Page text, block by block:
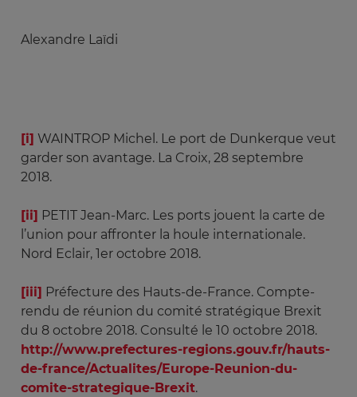
Alexandre Laïdi
[i] WAINTROP Michel. Le port de Dunkerque veut
garder son avantage. La Croix, 28 septembre
2018.
[ii] PETIT Jean-Marc. Les ports jouent la carte de
l’union pour affronter la houle internationale.
Nord Eclair, 1er octobre 2018.
[iii] Préfecture des Hauts-de-France. Compte-
rendu de réunion du comité stratégique Brexit
du 8 octobre 2018. Consulté le 10 octobre 2018.
http://www.prefectures-regions.gouv.fr/hauts-
de-france/Actualites/Europe-Reunion-du-
comite-strategique-Brexit.